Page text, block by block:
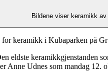
Bildene viser keramikk av
keramikk i Kubaparken på
eldste keramikkgjenstanden
Anne Udnes som mandag